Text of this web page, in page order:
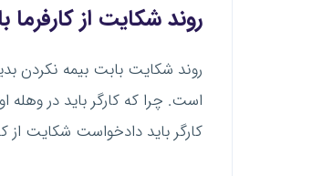
روند شکایت از
روند شکایت بابت بیمه نکردن
است. چرا که کارگر باید در وهله
کارگر باید دادخواست شکایت از